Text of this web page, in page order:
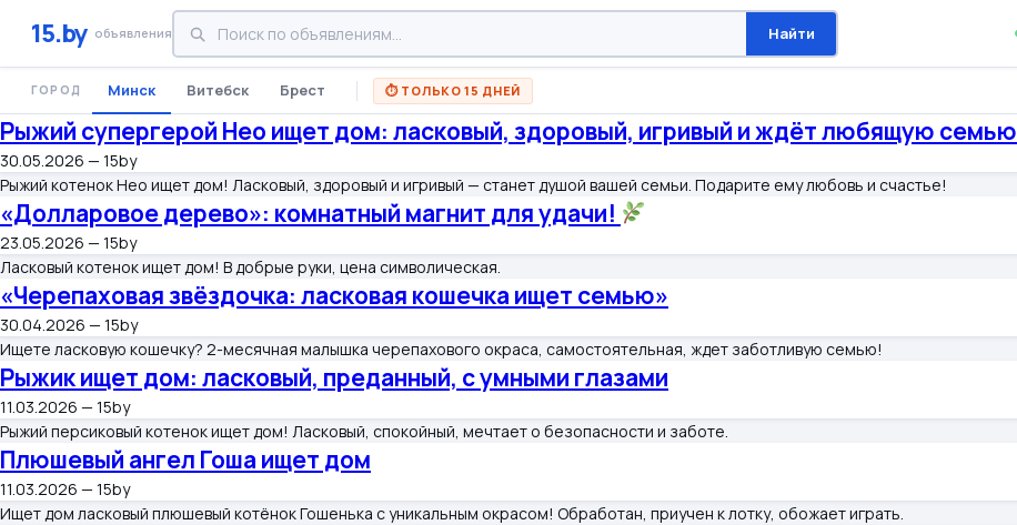
15.by объявления Найти
ГОРОД Минск Витебск Брест ⏱ ТОЛЬКО 15 ДНЕЙ
Рыжий супергерой Нео ищет дом: ласковый, здоровый, игривый и ждёт любящую семью
30.05.2026 — 15by
Рыжий котенок Нео ищет дом! Ласковый, здоровый и игривый — станет душой вашей семьи. Подарите ему любовь и счастье!
«Долларовое дерево»: комнатный магнит для удачи!
23.05.2026 — 15by
Ласковый котенок ищет дом! В добрые руки, цена символическая.
«Черепаховая звёздочка: ласковая кошечка ищет семью»
30.04.2026 — 15by
Ищете ласковую кошечку? 2-месячная малышка черепахового окраса, самостоятельная, ждет заботливую семью!
Рыжик ищет дом: ласковый, преданный, с умными глазами
11.03.2026 — 15by
Рыжий персиковый котенок ищет дом! Ласковый, спокойный, мечтает о безопасности и заботе.
Плюшевый ангел Гоша ищет дом
11.03.2026 — 15by
Ищет дом ласковый плюшевый котёнок Гошенька с уникальным окрасом! Обработан, приучен к лотку, обожает играть.